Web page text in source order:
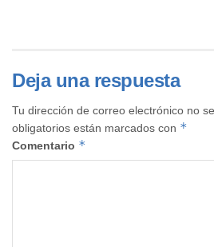
Deja una respuesta
Tu dirección de correo electrónico no
obligatorios están marcados con *
Comentario *